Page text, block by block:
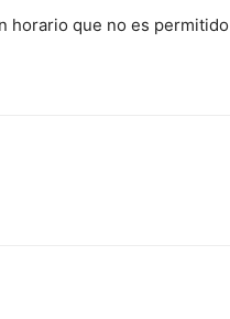
horario que no es